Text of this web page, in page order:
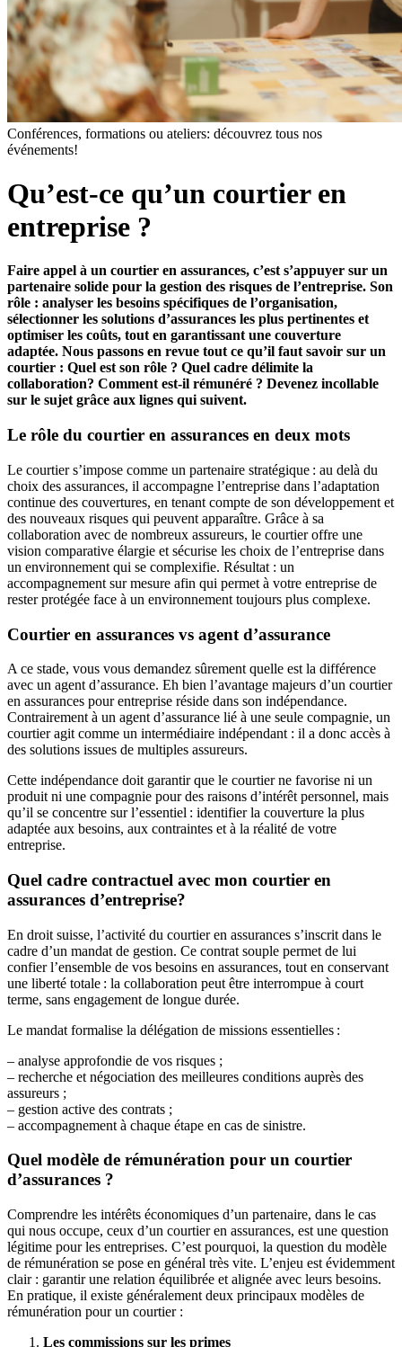
Conférences, formations ou ateliers: découvrez tous nos
événements!
Qu’est-ce qu’un courtier en
entreprise ?
Faire appel à un courtier en assurances, c’est s’appuyer sur un
partenaire solide pour la gestion des risques de l’entreprise. Son
rôle : analyser les besoins spécifiques de l’organisation,
sélectionner les solutions d’assurances les plus pertinentes et
optimiser les coûts, tout en garantissant une couverture
adaptée. Nous passons en revue tout ce qu’il faut savoir sur un
courtier : Quel est son rôle ? Quel cadre délimite la
collaboration? Comment est-il rémunéré ? Devenez incollable
sur le sujet grâce aux lignes qui suivent.
Le rôle du courtier en assurances en deux mots
Le courtier s’impose comme un partenaire stratégique : au delà du
choix des assurances, il accompagne l’entreprise dans l’adaptation
continue des couvertures, en tenant compte de son développement et
des nouveaux risques qui peuvent apparaître. Grâce à sa
collaboration avec de nombreux assureurs, le courtier offre une
vision comparative élargie et sécurise les choix de l’entreprise dans
un environnement qui se complexifie. Résultat : un
accompagnement sur mesure afin qui permet à votre entreprise de
rester protégée face à un environnement toujours plus complexe.
Courtier en assurances vs agent d’assurance
A ce stade, vous vous demandez sûrement quelle est la différence
avec un agent d’assurance. Eh bien l’avantage majeurs d’un courtier
en assurances pour entreprise réside dans son indépendance.
Contrairement à un agent d’assurance lié à une seule compagnie, un
courtier agit comme un intermédiaire indépendant : il a donc accès à
des solutions issues de multiples assureurs.
Cette indépendance doit garantir que le courtier ne favorise ni un
produit ni une compagnie pour des raisons d’intérêt personnel, mais
qu’il se concentre sur l’essentiel : identifier la couverture la plus
adaptée aux besoins, aux contraintes et à la réalité de votre
entreprise.
Quel cadre contractuel avec mon courtier en
assurances d’entreprise?
En droit suisse, l’activité du courtier en assurances s’inscrit dans le
cadre d’un mandat de gestion. Ce contrat souple permet de lui
confier l’ensemble de vos besoins en assurances, tout en conservant
une liberté totale : la collaboration peut être interrompue à court
terme, sans engagement de longue durée.
Le mandat formalise la délégation de missions essentielles :
– analyse approfondie de vos risques ;
– recherche et négociation des meilleures conditions auprès des
assureurs ;
– gestion active des contrats ;
– accompagnement à chaque étape en cas de sinistre.
Quel modèle de rémunération pour un courtier
d’assurances ?
Comprendre les intérêts économiques d’un partenaire, dans le cas
qui nous occupe, ceux d’un courtier en assurances, est une question
légitime pour les entreprises. C’est pourquoi, la question du modèle
de rémunération se pose en général très vite. L’enjeu est évidemment
clair : garantir une relation équilibrée et alignée avec leurs besoins.
En pratique, il existe généralement deux principaux modèles de
rémunération pour un courtier :
Les commissions sur les primes